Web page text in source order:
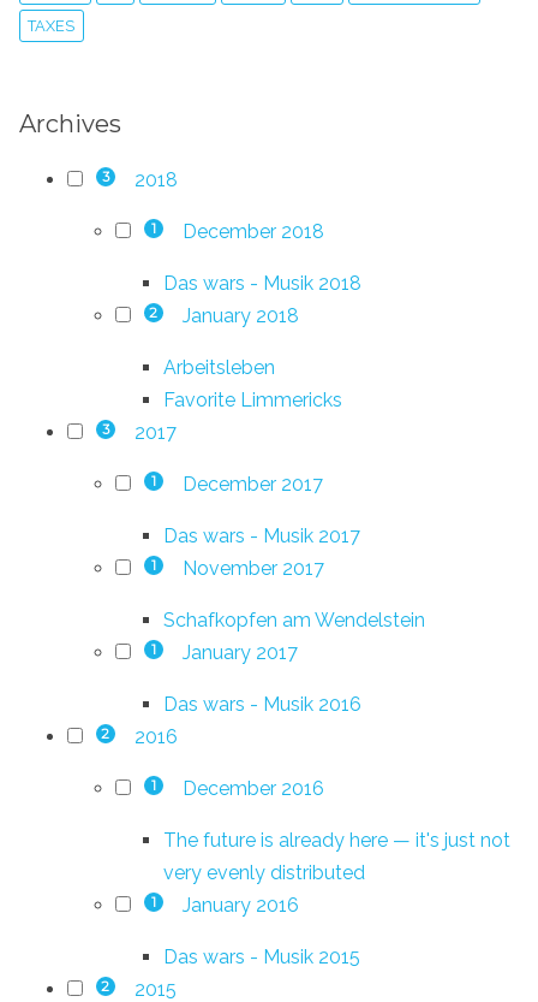
TAXES
Archives
3 2018
1 December 2018
Das wars - Musik 2018
2 January 2018
Arbeitsleben
Favorite Limmericks
3 2017
1 December 2017
Das wars - Musik 2017
1 November 2017
Schafkopfen am Wendelstein
1 January 2017
Das wars - Musik 2016
2 2016
1 December 2016
The future is already here — it's just not
very evenly distributed
1 January 2016
Das wars - Musik 2015
2 2015